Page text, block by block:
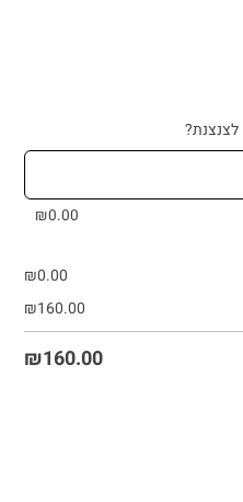
₪0.00
₪0.00
₪160.00
₪160.00